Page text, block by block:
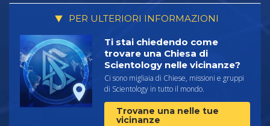
PER ULTERIORI INFORMAZIONI
Ti stai chiedendo come
trovare una Chiesa di
Scientology nelle vicinanze?
Ci sono migliaia di Chiese, missioni e gruppi
di Scientology in tutto il mondo.
Trovane una nelle tue
vicinanze